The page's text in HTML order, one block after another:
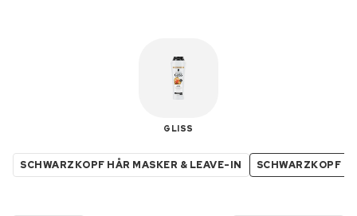
GLISS
SCHWARZKOPF HÅR MASKER & LEAVE-IN SCHWARZKOPF